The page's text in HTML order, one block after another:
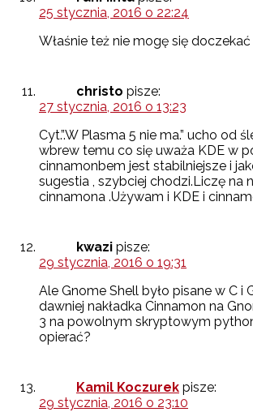
25 stycznia, 2016 o 22:24
Właśnie też nie mogę się doczekać
christo pisze:
27 stycznia, 2016 o 13:23
Cyt.”.W Plasma 5 nie ma.” ucho od
wbrew temu co się uważa KDE w
cinnamonbem jest stabilniejsze i
sugestia , szybciej chodzi.Liczę na
cinnamona .Używam i KDE i
kwazi pisze:
29 stycznia, 2016 o 19:31
Ale Gnome Shell było pisane w C i
dawniej nakładka Cinnamon na
3 na powolnym skryptowym
opierać?
Kamil Koczurek pisze:
29 stycznia, 2016 o 23:10